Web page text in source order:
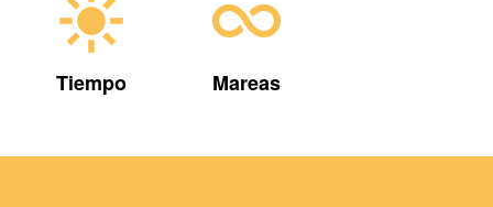
Tiempo Mareas